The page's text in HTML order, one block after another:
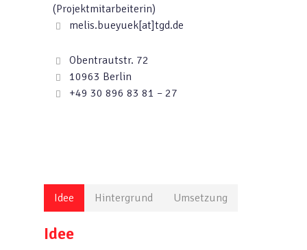
(Projektmitarbeiterin)
melis.bueyuek[at]tgd.de
Obentrautstr. 72
10963 Berlin
+49 30 896 83 81 – 27
Idee Hintergrund Umsetzung
Idee